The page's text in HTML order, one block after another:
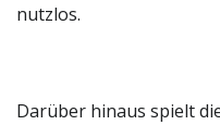
nutzlos.
Darüber hinaus spielt